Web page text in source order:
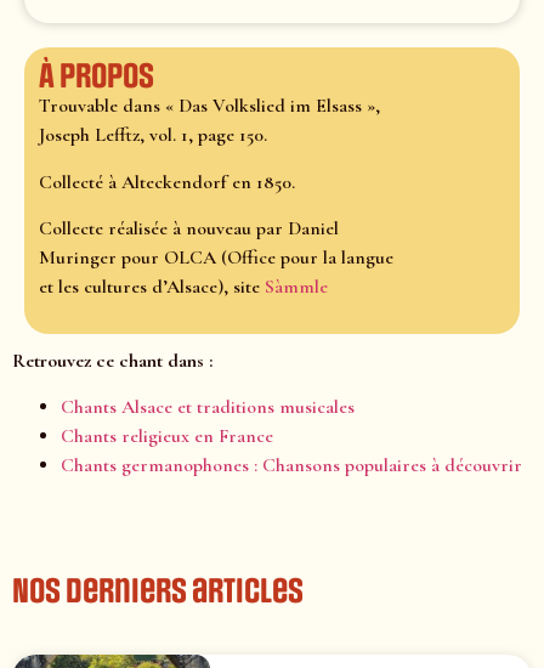
À propos
Trouvable dans « Das Volkslied im Elsass »,
Joseph Lefftz, vol. 1, page 150.
Collecté à Alteckendorf en 1850.
Collecte réalisée à nouveau par Daniel
Muringer pour OLCA (Office pour la langue
et les cultures d’Alsace), site Sàmmle
Retrouvez ce chant dans :
Chants Alsace et traditions musicales
Chants religieux en France
Chants germanophones : Chansons populaires à découvrir
Nos derniers articles